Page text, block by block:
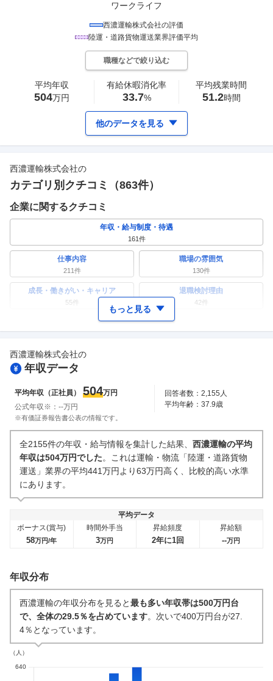
ワークライフ
西濃運輸株式会社の評価
陸運・道路貨物運送業界評価平均
職種などで絞り込む
平均年収
504万円
有給休暇消化率
33.7%
平均残業時間
51.2時間
他のデータを見る
西濃運輸株式会社の
カテゴリ別クチコミ（863件）
企業に関するクチコミ
年収・給与制度・待遇
161件
仕事内容
211件
職場の雰囲気
130件
成長・働きがい・キャリア
55件
退職検討理由
42件
ワークライフバランス 女性の活躍・働きやすさ
副業
20件
人事・評価制度
42件 37件
企業の選考に関するクチコミ
中途採用面接・選考
23 件
新卒採用面接・選考
20件
もっと見る
西濃運輸株式会社の
年収データ
平均年収（正社員） 504万円
公式年収※： --万円
回答者数：2,155 人
平均年齢：37.9歳
※有価証券報告書公表の情報です。
全2155件の年収・給与情報を集計した結果、 西濃運輸の平均
年収は504万円でした。これは運輸・物流「陸運・道路貨物
運送」業界の平均441万円より63万円高く、比較的高い水準
にあります。
平均データ
ボーナス(賞与)
58万円/年
時間外手当
3万円
昇給頻度
2年に1回
昇給額
--万円
年収分布
西濃運輸の年収分布を見ると最も多い年収帯は500万円台
で、全体の29.5％を占めています。次いで400万円台が27.
4％となっています。